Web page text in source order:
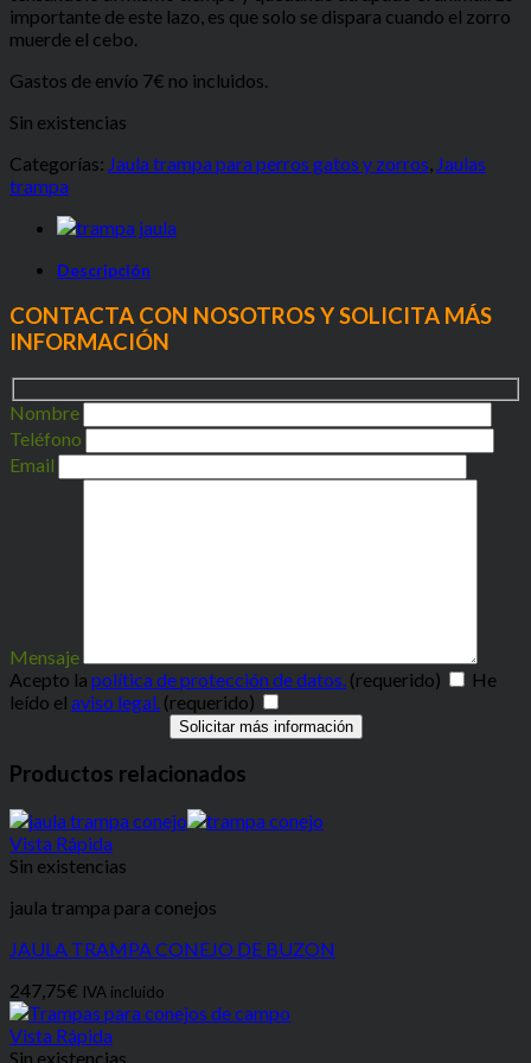
importante de este lazo, es que solo se dispara cuando el zorro
muerde el cebo.
Gastos de envío 7€ no incluidos.
Sin existencias
Categorías: Jaula trampa para perros gatos y zorros, Jaulas
trampa
Descripción
CONTACTA CON NOSOTROS Y SOLICITA MÁS
INFORMACIÓN
Nombre
Teléfono
Email
Mensaje
Acepto la política de protección de datos. (requerido)
He
leído el aviso legal. (requerido)
Productos relacionados
Vista Rápida
Sin existencias
jaula trampa para conejos
JAULA TRAMPA CONEJO DE BUZON
247,75€ IVA incluido
Vista Rápida
Sin existencias